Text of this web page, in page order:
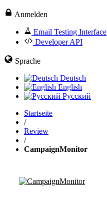
Anmelden
Email Testing Interface
Developer API
Sprache
Deutsch
English
Русский
Startseite
/
Review
/
CampaignMonitor